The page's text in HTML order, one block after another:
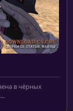
в чёрных